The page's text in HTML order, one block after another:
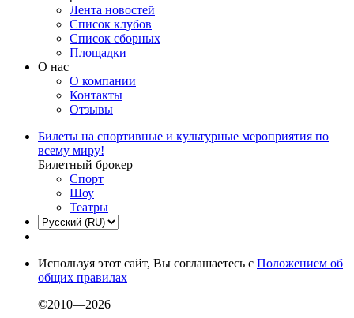
Лента новостей
Список клубов
Список сборных
Площадки
О нас
О компании
Контакты
Отзывы
Билеты на спортивные и культурные мероприятия по
всему миру!
Билетный брокер
Спорт
Шоу
Театры
Используя этот сайт, Вы соглашаетесь с Положением об
общих правилах
©2010—2026